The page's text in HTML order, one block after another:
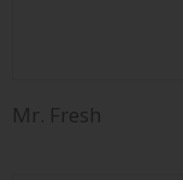
Mr. Fresh